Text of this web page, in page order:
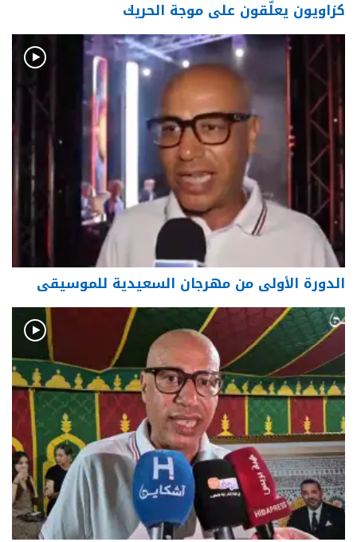
كزاويون يعلّقون على موجة الحريك
الدورة الأولى من مهرجان السعيدية للموسيقى